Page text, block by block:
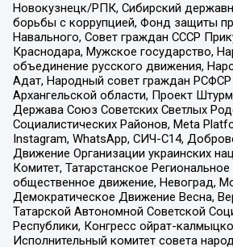
Новокузнецк/РПК, Сибирский
борьбы с коррупцией, Фонд защиты
Навального, Совет граждан СССР
Краснодара, Мужское государство,
объединение русского движения,
Адат, Народный совет граждан
Архангельской области, Проект
Держава Союз Советских Светлых
Социалистических Районов, Meta
Instagram, WhatsApp, СИЧ-С14,
Движение Организации украинских
Комитет, Татарстанское
общественное движение, Невоград,
Демократическое Движение Весна,
Татарской Автономной Советской
Республики, Конгресс ойрат-
Исполнительный комитет совета